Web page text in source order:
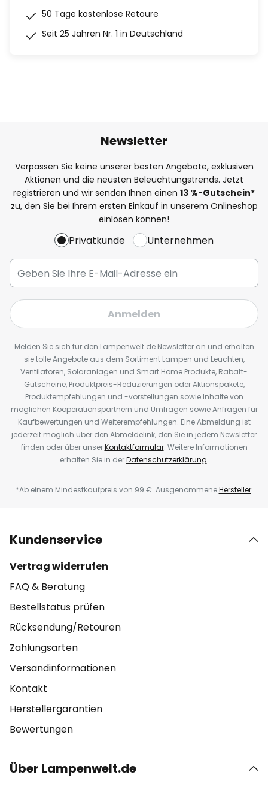
50 Tage kostenlose Retoure
Seit 25 Jahren Nr. 1 in Deutschland
Newsletter
Verpassen Sie keine unserer besten Angebote, exklusiven
Aktionen und die neusten Beleuchtungstrends. Jetzt
registrieren und wir senden Ihnen einen 13 %-Gutschein*
zu, den Sie bei Ihrem ersten Einkauf in unserem Onlineshop
einlösen können!
Privatkunde Unternehmen
Anmelden
Melden Sie sich für den Lampenwelt.de Newsletter an und erhalten
sie tolle Angebote aus dem Sortiment Lampen und Leuchten,
Ventilatoren, Solaranlagen und Smart Home Produkte, Rabatt-
Gutscheine, Produktpreis-Reduzierungen oder Aktionspakete,
Produktempfehlungen und -vorstellungen sowie Inhalte von
möglichen Kooperationspartnern und Umfragen sowie Anfragen für
Kaufbewertungen und Weiterempfehlungen. Eine Abmeldung ist
jederzeit möglich über den Abmeldelink, den Sie in jedem Newsletter
finden oder über unserKontaktformular. Weitere Informationen
erhalten Sie in derDatenschutzerklärung.
*Ab einem Mindestkaufpreis von 99 €. AusgenommeneHersteller.
Kundenservice
Vertrag widerrufen
FAQ & Beratung
Bestellstatus prüfen
Rücksendung/Retouren
Zahlungsarten
Versandinformationen
Kontakt
Herstellergarantien
Bewertungen
Über Lampenwelt.de